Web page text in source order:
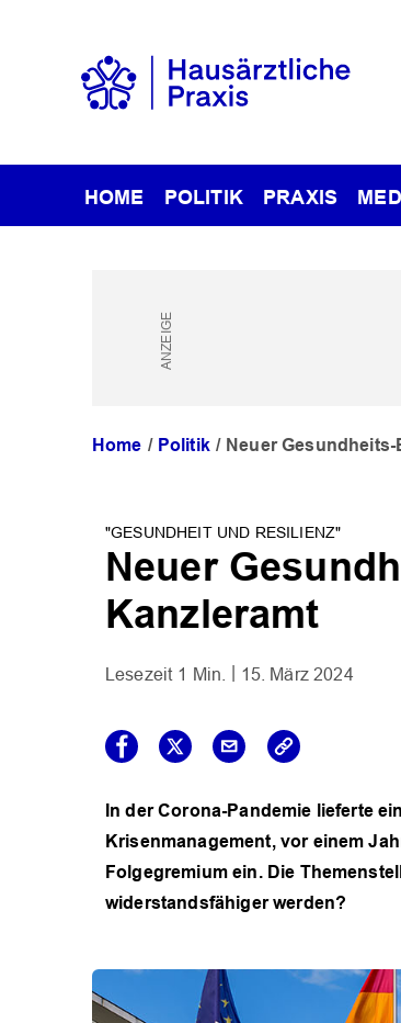
HOME POLITIK PRAXIS
Home Politik Neuer
"GESUNDHEIT UND RESILIENZ"
Neuer
Kanzleramt
1 Min. 15. März 2024
In der Corona-Pandemie lieferte
Krisenmanagement, vor einem
Folgegremium ein. Die
widerstandsfähiger werden?